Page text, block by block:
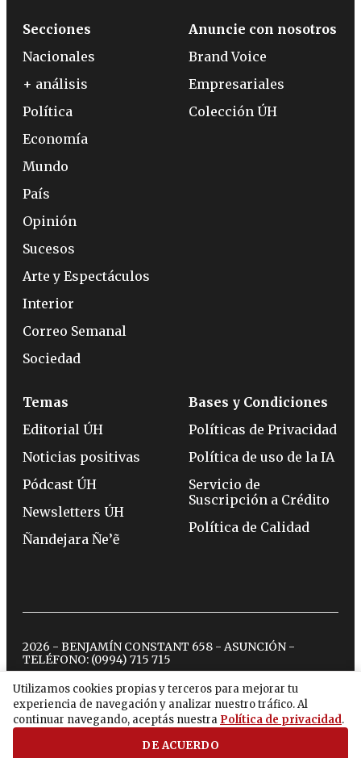
Utilizamos cookies propias y terceros para mejorar tu
experiencia de navegación y analizar nuestro tráfico. Al
continuar navegando, aceptás nuestra Política de privacidad.
DE ACUERDO
Secciones
Nacionales
+ análisis
Política
Economía
Mundo
País
Opinión
Sucesos
Arte y Espectáculos
Interior
Correo Semanal
Sociedad
Anuncie con nosotros
Brand Voice
Empresariales
Colección ÚH
Temas
Editorial ÚH
Noticias positivas
Pódcast ÚH
Newsletters ÚH
Ñandejara Ñe’ẽ
Bases y Condiciones
Políticas de Privacidad
Política de uso de la IA
Servicio de
Suscripción a Crédito
Política de Calidad
2026 - BENJAMÍN CONSTANT 658 - ASUNCIÓN -
TELÉFONO: (0994) 715 715
twitterinstagram
facebook
tiktokyoutubespotify